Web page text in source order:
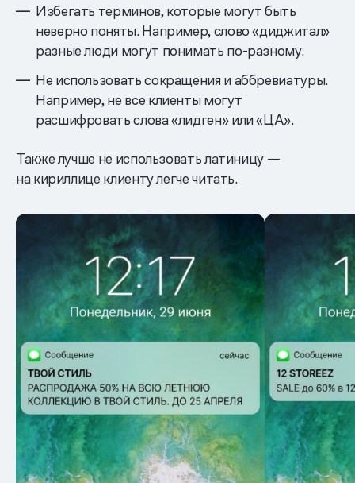
Избегать терминов, которые могут быть
неверно поняты. Например, слово «диджитал»
разные люди могут понимать по-разному.
Не использовать сокращения и аббревиатуры.
Например, не все клиенты могут
расшифровать слова «лидген» или «ЦА».
Также лучше не использовать латиницу —
на кириллице клиенту легче читать.